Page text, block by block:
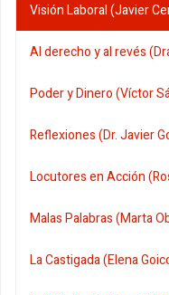
Visión Laboral (Javier
Al derecho y al revés
Poder y Dinero (Víctor
Reflexiones (Dr. Javier
Locutores en Acción
Malas Palabras (Marta
La Castigada (Elena